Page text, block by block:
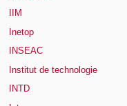
IIM
Inetop
INSEAC
Institut de technologie
INTD